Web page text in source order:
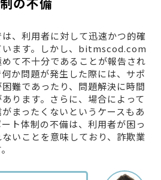
、利用者に対して迅速かつ的確
います。しかし、bitmscod.com
て不十分であることが報告され
か問題が発生した際には、サポ
難であったり、問題解決に時間
ります。さらに、場合によって
まったくないというケースもあ
ト体制の不備は、利用者が困っ
いことを意味しており、詐欺業